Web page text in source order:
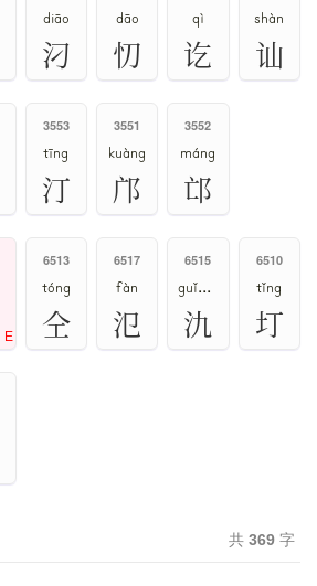
diāo
汈
dāo
忉
qì
讫
shàn
讪
3553
tīng
汀
3551
kuàng
邝
3552
máng
邙
E
6513
tóng
仝
6517
fàn
氾
6515
guǐ、jiǔ
氿
6510
tǐng
圢
共 369 字